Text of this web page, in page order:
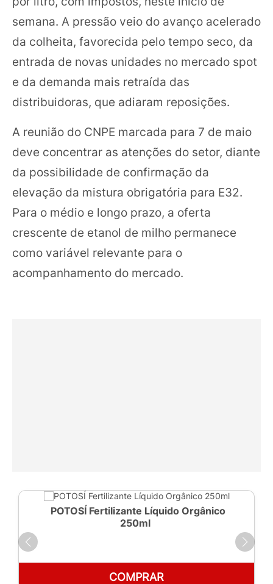
semana. A pressão veio do avanço acelerado
da colheita, favorecida pelo tempo seco, da
entrada de novas unidades no mercado spot
e da demanda mais retraída das
distribuidoras, que adiaram reposições.
A reunião do CNPE marcada para 7 de maio
deve concentrar as atenções do setor, diante
da possibilidade de confirmação da
elevação da mistura obrigatória para E32.
Para o médio e longo prazo, a oferta
crescente de etanol de milho permanece
como variável relevante para o
acompanhamento do mercado.
POTOSÍ Fertilizante Líquido Orgânico
250ml
COMPRAR